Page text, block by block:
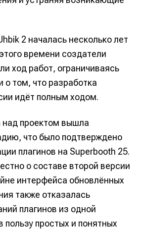
2 началась несколько лет
времени создатели
ход работ, ограничиваясь
том, что разработка
идёт полным ходом.
над проектом вышла
что было подтверждено
плагинов на Superbooth 25.
о составе второй версии
интерфейса обновлённых
также отказалась
плагинов из одной
пользу простых и понятных